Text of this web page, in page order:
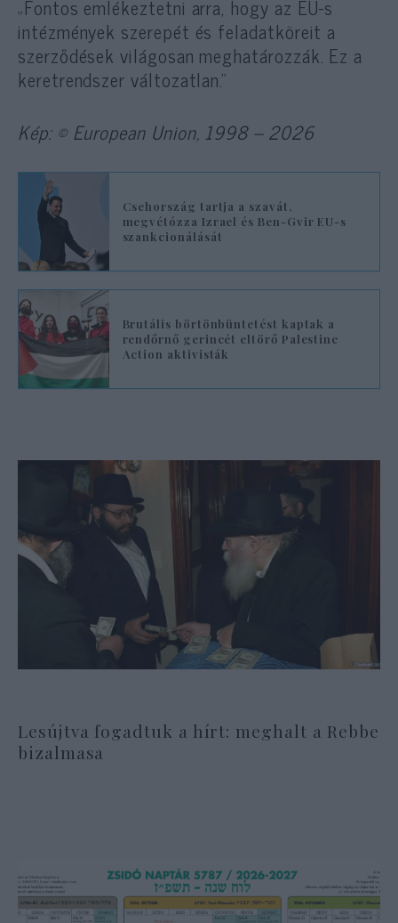
„Fontos emlékeztetni arra, hogy az EU-s
intézmények szerepét és feladatköreit a
szerződések világosan meghatározzák. Ez a
keretrendszer változatlan.”
Kép: © European Union, 1998 – 2026
Csehország tartja a szavát,
megvétózza Izrael és Ben-Gvir EU-s
szankcionálását
Brutális börtönbüntetést kaptak a
rendőrnő gerincét eltörő Palestine
Action aktivisták
Lesújtva fogadtuk a hírt: meghalt a Rebbe
bizalmasa